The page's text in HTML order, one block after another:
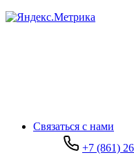
Связаться с нами
+7 (861)